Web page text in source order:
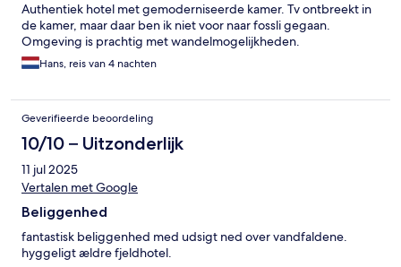
Authentiek hotel met gemoderniseerde kamer. Tv ontbreekt in
de kamer, maar daar ben ik niet voor naar fossli gegaan.
Omgeving is prachtig met wandelmogelijkheden.
Hans, reis van 4 nachten
Geverifieerde beoordeling
10/10 – Uitzonderlijk
11 jul 2025
Vertalen met Google
Beliggenhed
fantastisk beliggenhed med udsigt ned over vandfaldene.
hyggeligt ældre fjeldhotel.